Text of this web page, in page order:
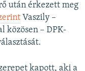
után érkezett meg
Vaszily –
közösen – DPK-
kapott, aki a